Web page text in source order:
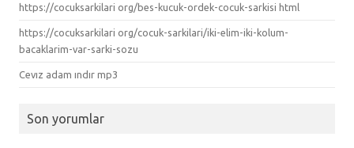
https://cocuksarkilari org/bes-kucuk-ordek-cocuk-sarkisi html
https://cocuksarkilari org/cocuk-sarkilari/iki-elim-iki-kolum-
bacaklarim-var-sarki-sozu
Cevız adam ındır mp3
Son yorumlar